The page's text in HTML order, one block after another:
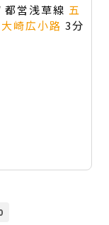
都営浅草線 五
大崎広小路 3分